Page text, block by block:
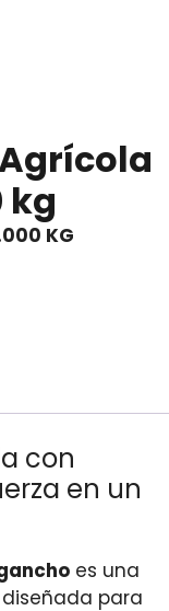
kg
KG
con
en un
es una
para